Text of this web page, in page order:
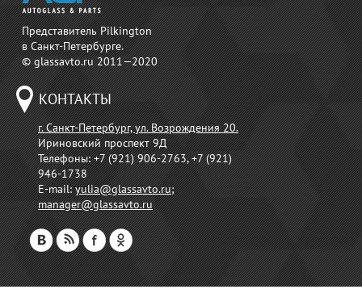
Представитель Pilkington
в Санкт-Петербурге.
© glassavto.ru 2011—2020
КОНТАКТЫ
г. Санкт-Петербург, ул. Возрождения 20.
Ириновский проспект 9Д
Телефоны:+7 (921) 906-2763, +7 (921)
946-1738
E-mail:yulia@glassavto.ru;
manager@glassavto.ru